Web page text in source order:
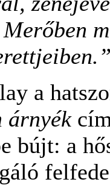
a
árnyék
bújt: a